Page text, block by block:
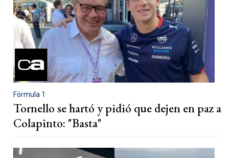
Fórmula 1
Tornello se hartó y pidió que dejen en paz a
Colapinto: "Basta"